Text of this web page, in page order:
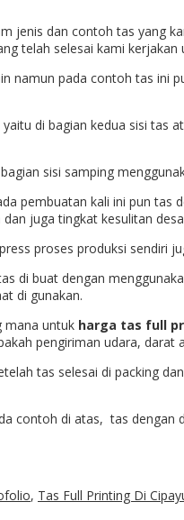
jenis dan contoh tas yang
telah selesai kami kerjakan
namun pada contoh tas ini
di bagian kedua sisi tas
sisi samping
pembuatan kali ini pun
juga tingkat kesulitan
proses produksi sendiri
di buat dengan
di gunakan.
mana untuk harga tas full
pengiriman udara,
tas selesai di packing
contoh di atas, tas dengan
, Tas Full Printing Di